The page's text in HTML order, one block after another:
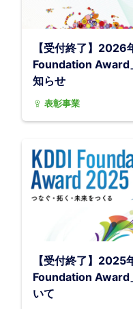
【受付終了】2026
Foundation Award
知らせ
表彰事業
【受付終了】2025
Foundation Award
いて